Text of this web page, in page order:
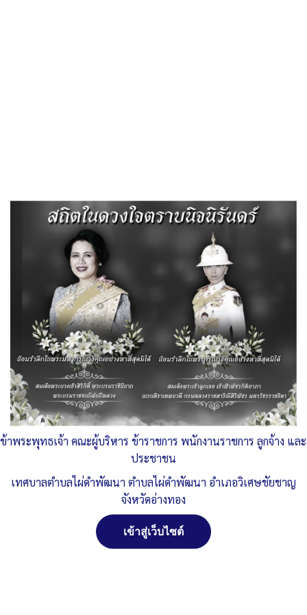
จัดการ การอนุญาตใช้งาน Cookies
เว็บไซต์ เทศบาลตำบลไผ่ดำพัฒนา ตำบลไผ่ดำพัฒนา อำเภอ
วิเศษชัยชาญ จังหวัดอ่างทอง (www.phaidum.go.th) มีการใช้งาน
ข่าวกิจกรรม
กิจกรรมงานทำบุญปีใหม่ พ.ศ. ๒๕๖๕ เทศบาลตำบล
ไผ่ดำพัฒนา
ทต.ไผ่ดำพัฒนา จ.อ่างทอง, 20 มิถุนายน 2565 15:09 น.
อ่านเพิ่มเติม »
ประชาสัมพันธ์ การรับขึ้นทะเบียนผู้สูงอายุเพื่อรับเบี้ย
ยังชีพผู้สูงอายุ ในปีงบประมาณ 2566
ทต.ไผ่ดำพัฒนา จ.อ่างทอง, 27 ตุลาคม 256414:00 น.
อ่านเพิ่มเติม »
« Previous 1 2 3 Next »
ข้าพระพุทธเจ้า คณะผู้บริหาร ข้าราชการ พนักงานราชการ ลูกจ้าง และ
ประชาชน
เทศบาลตำบลไผ่ดำพัฒนา ตำบลไผ่ดำพัฒนา อำเภอวิเศษชัยชาญ
จังหวัดอ่างทอง
เข้าสู่เว็บไซต์